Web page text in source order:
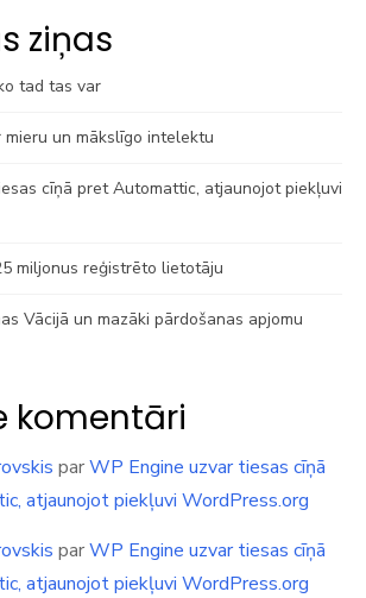
ziņas
tad tas var
un mākslīgo intelektu
cīņā pret Automattic, atjaunojot piekļuvi
miljonus reģistrēto lietotāju
Vācijā un mazāki pārdošanas apjomu
komentāri
parWP Engine uzvar tiesas cīņā
atjaunojot piekļuvi WordPress.org
parWP Engine uzvar tiesas cīņā
atjaunojot piekļuvi WordPress.org